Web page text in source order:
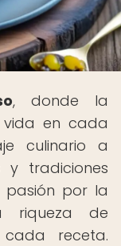
, donde la
en cada
culinario a
y tradiciones
pasión por la
riqueza de
receta.